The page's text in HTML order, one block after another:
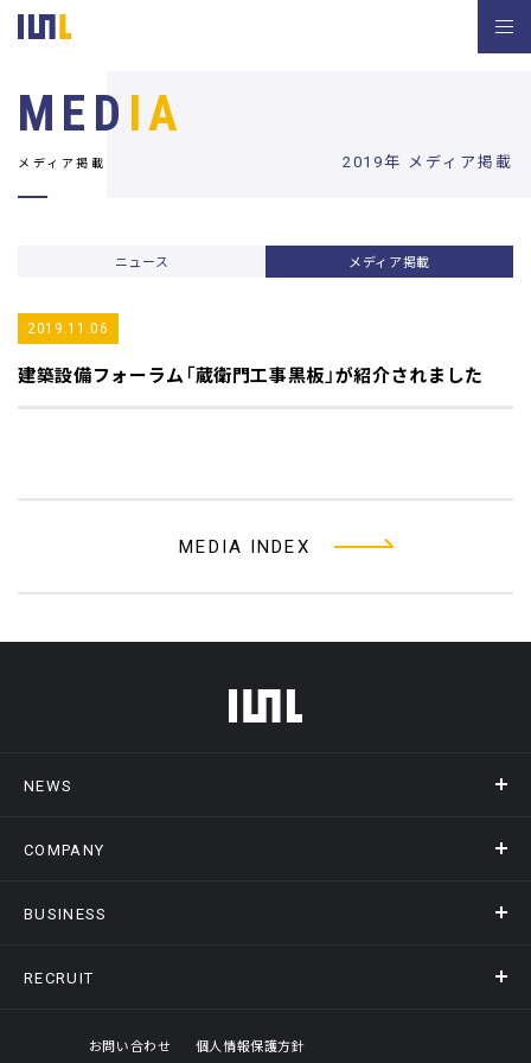
2019年 メディア掲載
MED IA
メディア掲載
ニュース メディア掲載
2019.11.06
建築設備フォーラム 「蔵衛門工事黒板」が紹介されました
MEDIA INDEX
フッターメニュー
NEWS
ニュース
COMPANY
会社概要
オフィスギャラリー
BUSINESS
事業情報トップ
RECRUIT
採用情報トップ
お問い合わせ 個人情報保護方針